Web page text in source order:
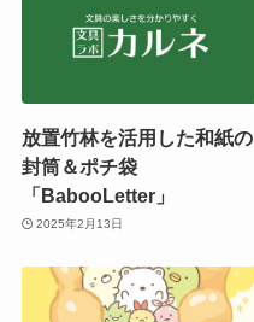
放置竹林を活用した和紙の
封筒＆ポチ袋
「BabooLetter」
2025年2月13日